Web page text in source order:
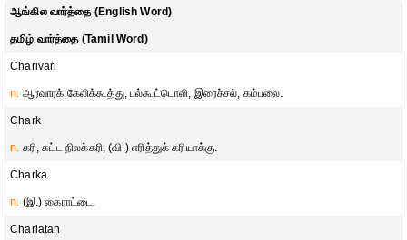
ஆங்கில வார்த்தை (English Word)
தமிழ் வார்த்தை (Tamil Word)
Charivari
n. ஆரவாரக் கேலிக்கூத்து, பல்கூட்டொலி, இரைச்சல், கம்பலை.
Chark
n. கரி, சுட்ட நிலக்கரி, (வி.) எரித்துக் கரியாக்கு.
Charka
n. (இ.) கைராட்டை.
Charlatan